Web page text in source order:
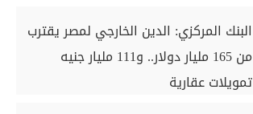
البنك المركزي: الدين الخارجي لمصر يقترب
من 165 مليار دولار.. و111 مليار جنيه
تمويلات عقارية